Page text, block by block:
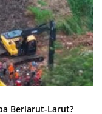
Berlarut-Larut?